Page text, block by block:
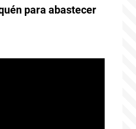
para abastecer